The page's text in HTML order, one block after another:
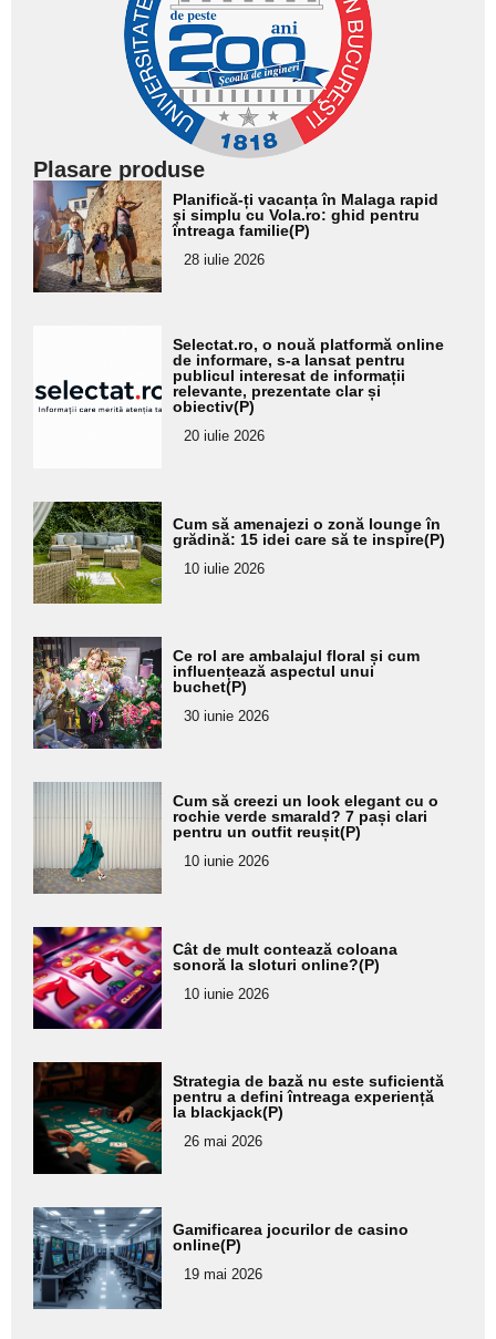
Plasare produse
Adaugă
aici textul
pentru
subtitlu
Planifică-ți vacanța în Malaga rapid
și simplu cu Vola.ro: ghid pentru
întreaga familie(P)
28 iulie 2026
pentru
subtitlu
Selectat.ro, o nouă platformă online
de informare, s-a lansat pentru
publicul interesat de informații
relevante, prezentate clar și
obiectiv(P)
20 iulie 2026
Adaugă
aici textul
pentru
subtitlu
Cum să amenajezi o zonă lounge în
grădină: 15 idei care să te inspire(P)
10 iulie 2026
Adaugă
aici textul
pentru
subtitlu
Ce rol are ambalajul floral și cum
influențează aspectul unui
buchet(P)
30 iunie 2026
Adaugă
aici textul
pentru
subtitlu
Cum să creezi un look elegant cu o
rochie verde smarald? 7 pași clari
pentru un outfit reușit(P)
10 iunie 2026
Adaugă
aici textul
pentru
subtitlu
Cât de mult contează coloana
sonoră la sloturi online?(P)
10 iunie 2026
Adaugă
aici textul
pentru
subtitlu
Strategia de bază nu este suficientă
pentru a defini întreaga experiență
la blackjack(P)
26 mai 2026
Adaugă
aici textul
pentru
subtitlu
Gamificarea jocurilor de casino
online(P)
19 mai 2026